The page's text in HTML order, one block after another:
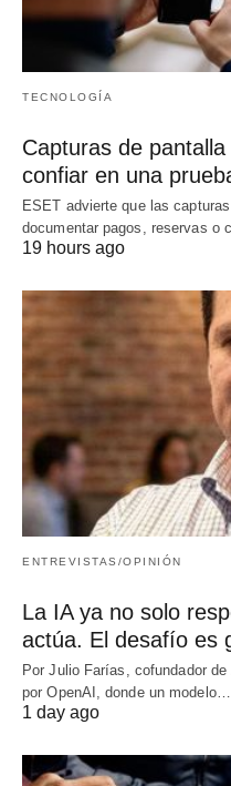
TECNOLOGÍA
Capturas de
confiar en una
ESET advierte que las
documentar pagos, reservas o
19 hours ago
ENTREVISTAS/OPINIÓN
La IA ya no solo
actúa. El desafío es
Por Julio Farías, cofundador
por OpenAI, donde un modelo…
1 day ago